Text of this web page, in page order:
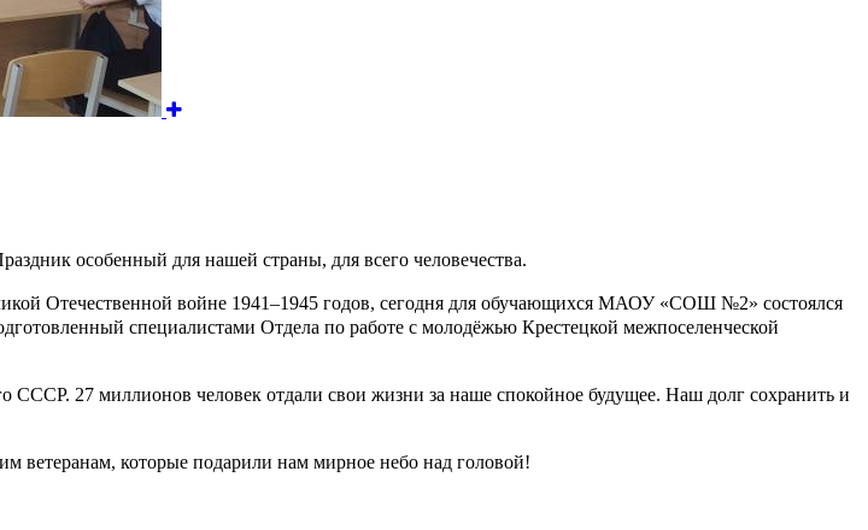
особенный для нашей страны, для всего человечества.
Отечественной войне 1941–1945 годов, сегодня для обучающихся МАОУ «СОШ №2» состоялся
специалистами Отдела по работе с молодёжью Крестецкой межпоселенческой
27 миллионов человек отдали свои жизни за наше спокойное будущее. Наш долг сохранить и
ветеранам, которые подарили нам мирное небо над головой!